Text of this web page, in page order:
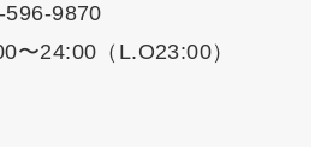
596-9870
〜24:00（L.O23:00）